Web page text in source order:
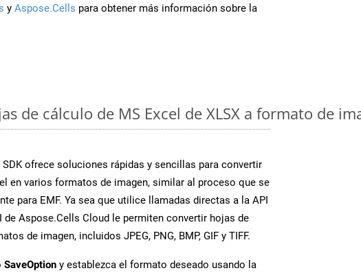
y Aspose.Cells para obtener más información sobre la
de cálculo de MS Excel de XLSX a formato de
ofrece soluciones rápidas y sencillas para convertir
en varios formatos de imagen, similar al proceso que se
para EMF. Ya sea que utilice llamadas directas a la API
de Aspose.Cells Cloud le permiten convertir hojas de
de imagen, incluidos JPEG, PNG, BMP, GIF y TIFF.
SaveOption y establezca el formato deseado usando la